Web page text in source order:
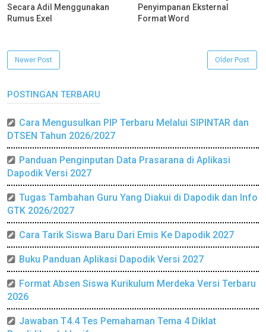
Secara Adil Menggunakan
Rumus Exel
Penyimpanan Eksternal
Format Word
Newer Post Older Post
POSTINGAN TERBARU
Cara Mengusulkan PIP Terbaru Melalui SIPINTAR dan
DTSEN Tahun 2026/2027
Panduan Penginputan Data Prasarana di Aplikasi
Dapodik Versi 2027
Tugas Tambahan Guru Yang Diakui di Dapodik dan Info
GTK 2026/2027
Cara Tarik Siswa Baru Dari Emis Ke Dapodik 2027
Buku Panduan Aplikasi Dapodik Versi 2027
Format Absen Siswa Kurikulum Merdeka Versi Terbaru
2026
Jawaban T4.4 Tes Pemahaman Tema 4 Diklat